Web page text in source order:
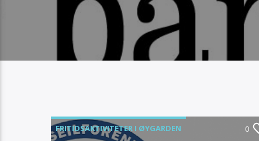
FRITIDSAKTIVITETER I ØYGARDEN 0